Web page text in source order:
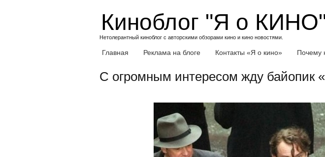
Киноблог "Я о
Нетолерантный киноблог с авторскими обзорами кино и кино новостями.
Главная Реклама на блоге Контакты «Я о кино» Почему
С огромным интересом жду байопик